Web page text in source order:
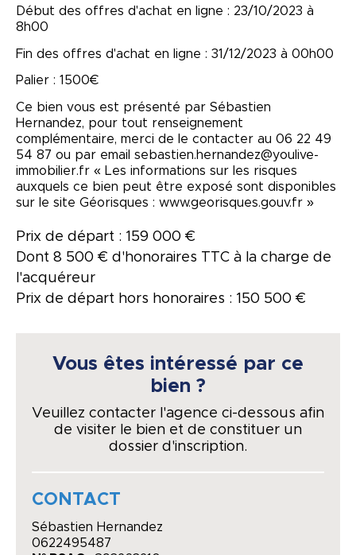
Début des offres d'achat en ligne : 23/10/2023 à
8h00
Fin des offres d'achat en ligne : 31/12/2023 à 00h00
Palier : 1500€
Ce bien vous est présenté par Sébastien
Hernandez, pour tout renseignement
complémentaire, merci de le contacter au 06 22 49
54 87 ou par email sebastien.hernandez@youlive-
immobilier.fr « Les informations sur les risques
auxquels ce bien peut être exposé sont disponibles
sur le site Géorisques : www.georisques.gouv.fr »
Prix de départ : 159 000 €
Dont 8 500 € d'honoraires TTC à la charge de
l'acquéreur
Prix de départ hors honoraires : 150 500 €
Vous êtes intéressé par ce
bien ?
Veuillez contacter l'agence ci-dessous afin
de visiter le bien et de constituer un
dossier d'inscription.
CONTACT
Sébastien Hernandez
0622495487